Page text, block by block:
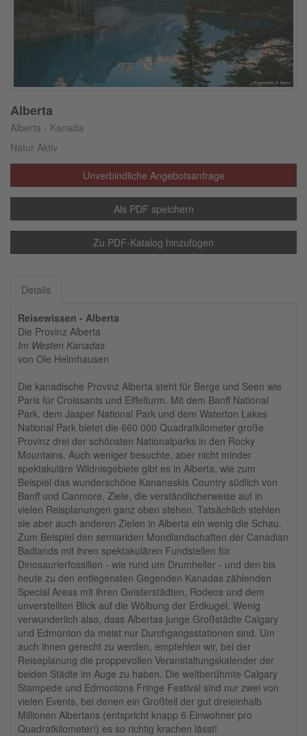
Alberta
Alberta - Kanada
Natur Aktiv
Unverbindliche Angebotsanfrage
Als PDF speichern
Zu PDF-Katalog hinzufügen
Details
Reisewissen - Alberta
Die Provinz Alberta
Im Westen Kanadas
von Ole Helmhausen
Die kanadische Provinz Alberta steht für Berge und Seen wie
Paris für Croissants und Eiffelturm. Mit dem Banff National
Park, dem Jasper National Park und dem Waterton Lakes
National Park bietet die 660 000 Quadratkilometer große
Provinz drei der schönsten Nationalparks in den Rocky
Mountains. Auch weniger besuchte, aber nicht minder
spektakuläre Wildnisgebiete gibt es in Alberta, wie zum
Beispiel das wunderschöne Kananaskis Country südlich von
Banff und Canmore. Ziele, die verständlicherweise auf in
vielen Reisplanungen ganz oben stehen. Tatsächlich stehlen
sie aber auch anderen Zielen in Alberta ein wenig die Schau.
Zum Beispiel den semiariden Mondlandschaften der Canadian
Badlands mit ihren spektakulären Fundstellen für
Dinosaurierfossilien - wie rund um Drumheller - und den bis
heute zu den entlegensten Gegenden Kanadas zählenden
Special Areas mit ihren Geisterstädten, Rodeos und dem
unverstellten Blick auf die Wölbung der Erdkugel. Wenig
verwunderlich also, dass Albertas junge Großstädte Calgary
und Edmonton da meist nur Durchgangsstationen sind. Um
auch ihnen gerecht zu werden, empfehlen wir, bei der
Reiseplanung die proppevollen Veranstaltungskalender der
beiden Städte im Auge zu haben. Die weltberühmte Calgary
Stampede und Edmontons Fringe Festival sind nur zwei von
vielen Events, bei denen ein Großteil der gut dreieinhalb
Millionen Albertans (entspricht knapp 6 Einwohner pro
Quadratkilometer!) es so richtig krachen lässt!